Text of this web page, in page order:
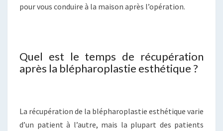
pour vous conduire à la maison après l’opération.
Quel est le temps de récupération
après la blépharoplastie esthétique ?
La récupération de la blépharoplastie esthétique varie
d’un patient à l’autre, mais la plupart des patients